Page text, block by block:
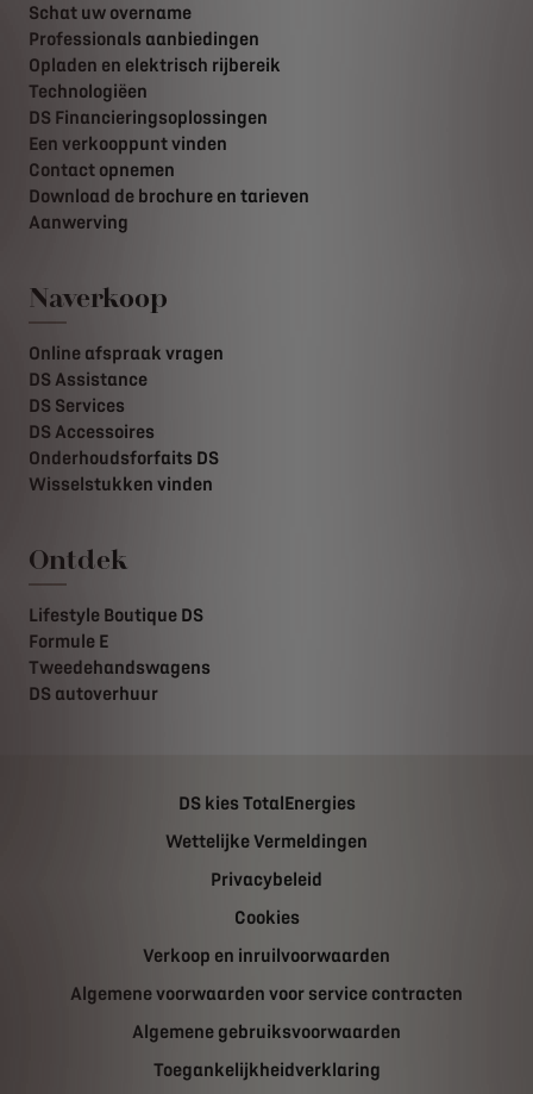
Schat uw overname
Professionals aanbiedingen
Opladen en elektrisch rijbereik
Technologiëen
DS Financieringsoplossingen
Een verkooppunt vinden
Contact opnemen
Download de brochure en tarieven
Aanwerving
Naverkoop
Online afspraak vragen
DS Assistance
DS Services
DS Accessoires
Onderhoudsforfaits DS
Wisselstukken vinden
Ontdek
Lifestyle Boutique DS
Formule E
Tweedehandswagens
DS autoverhuur
DS kies TotalEnergies
Wettelijke Vermeldingen
Privacybeleid
Cookies
Verkoop en inruilvoorwaarden
Algemene voorwaarden voor service contracten
Algemene gebruiksvoorwaarden
Toegankelijkheidverklaring